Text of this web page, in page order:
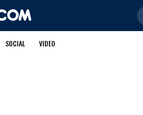
SOCIAL VIDEO